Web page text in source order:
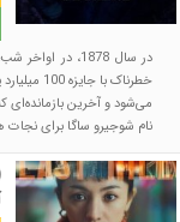
خطرناک
می‌شود و آخرین بازمانده‌ای
نام شوجیرو ساگا برای نجات